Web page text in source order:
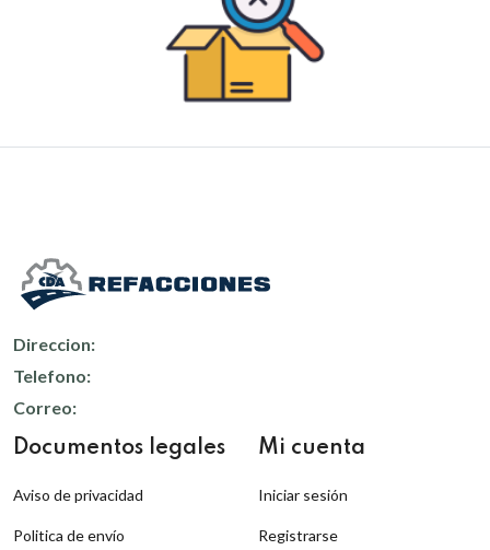
Direccion:
Telefono:
Correo:
Documentos legales
Aviso de privacidad
Politica de envío
Mi cuenta
Iniciar sesión
Registrarse